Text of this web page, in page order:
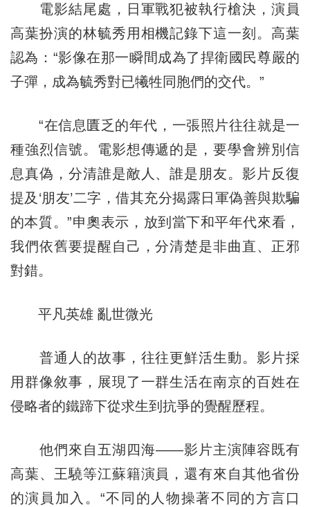
電影結尾處，日軍戰犯被執行槍決，演員
高葉扮演的林毓秀用相機記錄下這一刻。高葉
認為：“影像在那一瞬間成為了捍衛國民尊嚴的
子彈，成為毓秀對已犧牲同胞們的交代。”
“在信息匱乏的年代，一張照片往往就是一
種強烈信號。電影想傳遞的是，要學會辨別信
息真偽，分清誰是敵人、誰是朋友。影片反復
提及‘朋友’二字，借其充分揭露日軍偽善與欺騙
的本質。”申奧表示，放到當下和平年代來看，
我們依舊要提醒自己，分清楚是非曲直、正邪
對錯。
平凡英雄 亂世微光
普通人的故事，往往更鮮活生動。影片採
用群像敘事，展現了一群生活在南京的百姓在
侵略者的鐵蹄下從求生到抗爭的覺醒歷程。
他們來自五湖四海——影片主演陣容既有
高葉、王驍等江蘇籍演員，還有來自其他省份
的演員加入。“不同的人物操著不同的方言口